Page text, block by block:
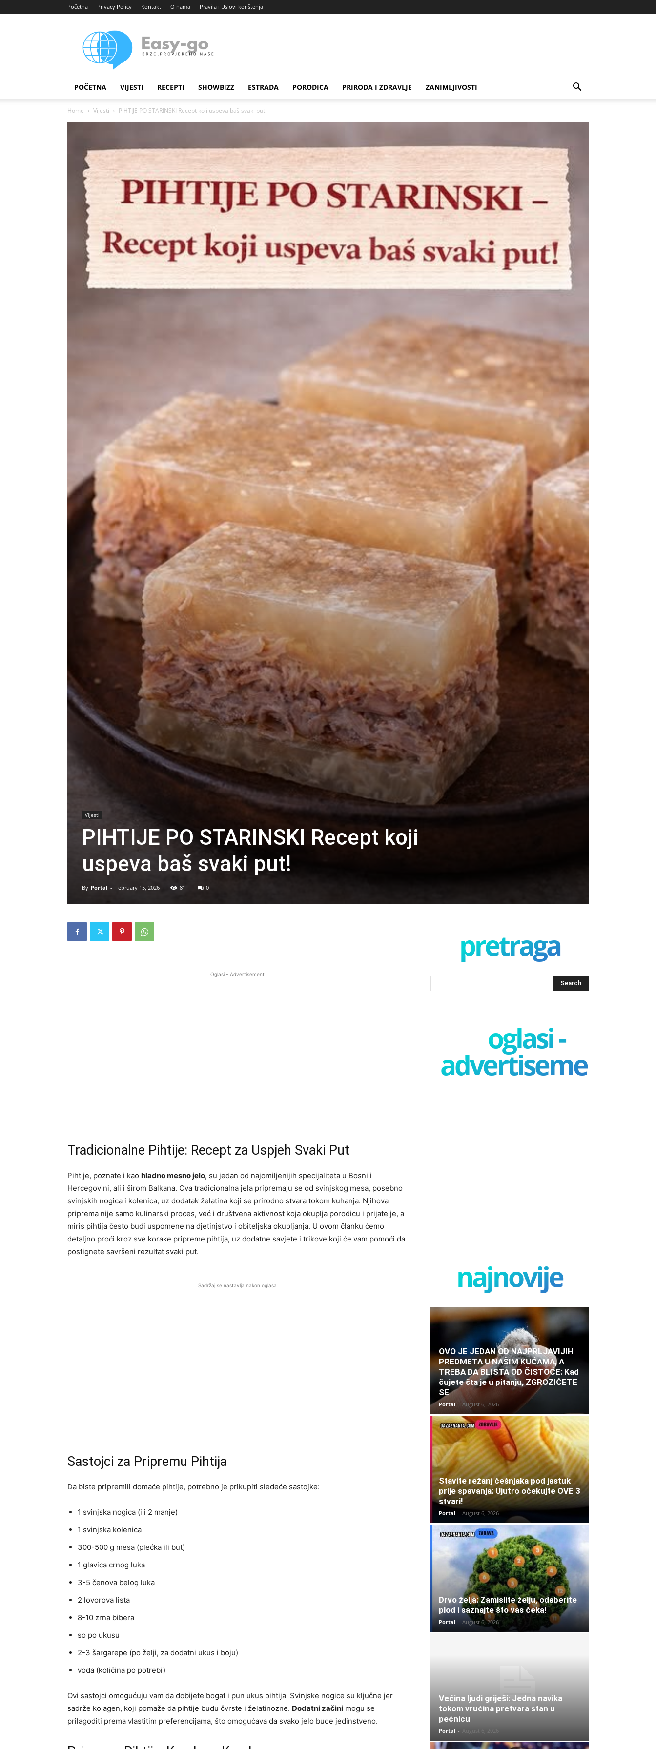
Početna Privacy Policy Kontakt O nama Pravila i Uslovi korištenja
portal
POČETNA VIJESTI RECEPTI SHOWBIZZ ESTRADA PORODICA PRIRODA I ZDRAVLJE ZANIMLJIVOSTI
Home Vijesti PIHTIJE PO STARINSKI Recept koji uspeva baš svaki put!
Vijesti
PIHTIJE PO STARINSKI Recept koji
uspeva baš svaki put!
By Portal - February 15, 2026 81 0
Oglasi - Advertisement
Tradicionalne Pihtije: Recept za Uspjeh Svaki Put
Pihtije, poznate i kao hladno mesno jelo, su jedan od najomiljenijih specijaliteta u Bosni i
Hercegovini, ali i širom Balkana. Ova tradicionalna jela pripremaju se od svinjskog mesa, posebno
svinjskih nogica i kolenica, uz dodatak želatina koji se prirodno stvara tokom kuhanja. Njihova
priprema nije samo kulinarski proces, već i društvena aktivnost koja okuplja porodicu i prijatelje, a
miris pihtija često budi uspomene na djetinjstvo i obiteljska okupljanja. U ovom članku ćemo
detaljno proći kroz sve korake pripreme pihtija, uz dodatne savjete i trikove koji će vam pomoći da
postignete savršeni rezultat svaki put.
Sadržaj se nastavlja nakon oglasa
Sastojci za Pripremu Pihtija
Da biste pripremili domaće pihtije, potrebno je prikupiti sledeće sastojke:
1 svinjska nogica (ili 2 manje)
1 svinjska kolenica
300-500 g mesa (plećka ili but)
1 glavica crnog luka
3-5 čenova belog luka
2 lovorova lista
8-10 zrna bibera
so po ukusu
2-3 šargarepe (po želji, za dodatni ukus i boju)
voda (količina po potrebi)
Ovi sastojci omogućuju vam da dobijete bogat i pun ukus pihtija. Svinjske nogice su ključne jer
sadrže kolagen, koji pomaže da pihtije budu čvrste i želatinozne. Dodatni začini mogu se
prilagoditi prema vlastitim preferencijama, što omogućava da svako jelo bude jedinstveno.
pretraga
oglasi -
advertisement
najnovije
OVO JE JEDAN OD NAJPRLJAVIJIH
PREDMETA U NAŠIM KUĆAMA, A
TREBA DA BLISTA OD ČISTOĆE: Kad
čujete šta je u pitanju, ZGROZIĆETE
SE
Portal - August 6, 2026
Stavite režanj češnjaka pod jastuk
prije spavanja: Ujutro očekujte OVE 3
stvari!
Portal - August 6, 2026
Drvo želja: Zamislite želju, odaberite
plod i saznajte što vas čeka!
Portal - August 6, 2026
Većina ljudi griješi: Jedna navika
tokom vrućina pretvara stan u
pećnicu
Portal - August 6, 2026